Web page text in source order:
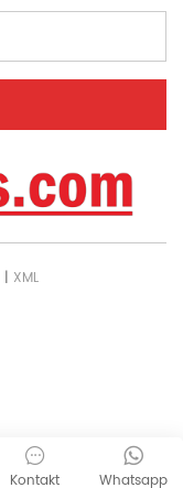
| XML
Whatsapp
Kontakt